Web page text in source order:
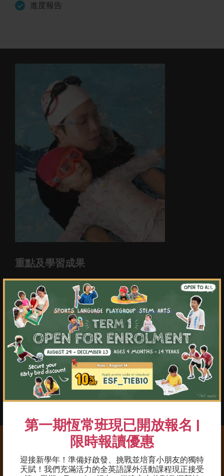
第一期恆常班現已開放報名 |
限時報讀優惠
迎接新學年！準備好啟發、挑戰並培育小朋友的獨特
天賦！我們充滿活力的全英語課外活動課程現正接受
×
進度報告
重點及學習成果
掌握獨立游泳的技巧，並從中建立自信心
02 熟習水上安全及自救技巧
03 獨立地俯浮及仰浮
04 獨立地滑行（5秒）
05 以俯浮及仰浮姿勢踢腿
06 將踢腿／划手動作結合成俯泳及背泳泳姿